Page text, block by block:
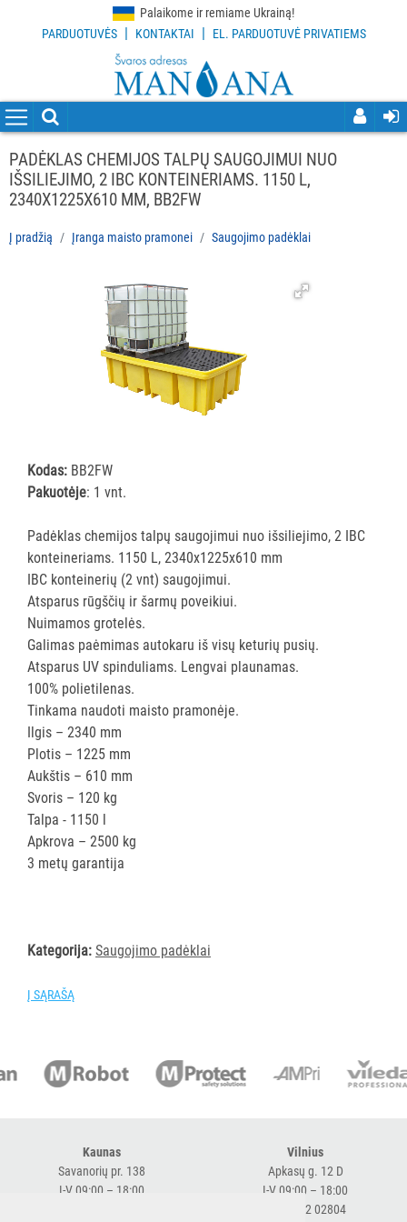
Palaikome ir remiame Ukrainą!
PARDUOTUVĖS | KONTAKTAI | EL. PARDUOTUVĖ PRIVATIEMS
VALYMO
PRIEMONĖS
VALYMO
ĮRANKIAI
APSAUGOS
SKALBIMO
PRIEMONĖS
PURVĄ
SUGERIANTYS
KILIMĖLIAI
ASMENS
HIGIENOS
PRIEMONĖS
SLAUGOS
PREKĖS
KOSMETIKA
IR
AKSESUARAI
VIEŠBUČIAMS
PRAMONEI
Įsiurbimo
padėklai
generatoriai
Higieniniai
PADĖKLAS CHEMIJOS TALPŲ SAUGOJIMUI NUO
IŠSILIEJIMO, 2 IBC KONTEINERIAMS. 1150 L,
2340X1225X610 MM, BB2FW
Į pradžią Įranga maisto pramonei Saugojimo padėklai
Kodas: BB2FW
Pakuotėje: 1 vnt.
Padėklas chemijos talpų saugojimui nuo išsiliejimo, 2 IBC
konteineriams. 1150 L, 2340x1225x610 mm
IBC konteinerių (2 vnt) saugojimui.
Atsparus rūgščių ir šarmų poveikiui.
Nuimamos grotelės.
Galimas paėmimas autokaru iš visų keturių pusių.
Atsparus UV spinduliams. Lengvai plaunamas.
100% polietilenas.
Tinkama naudoti maisto pramonėje.
Ilgis – 2340 mm
Plotis – 1225 mm
Aukštis – 610 mm
Svoris – 120 kg
Talpa - 1150 l
Apkrova – 2500 kg
3 metų garantija
Kategorija: Saugojimo padėklai
Į SĄRAŠĄ
Kaunas
Savanorių pr. 138
I-V 09:00 – 18:00
Vilnius
Apkasų g. 12 D
I-V 09:00 – 18:00
+370 682 02804